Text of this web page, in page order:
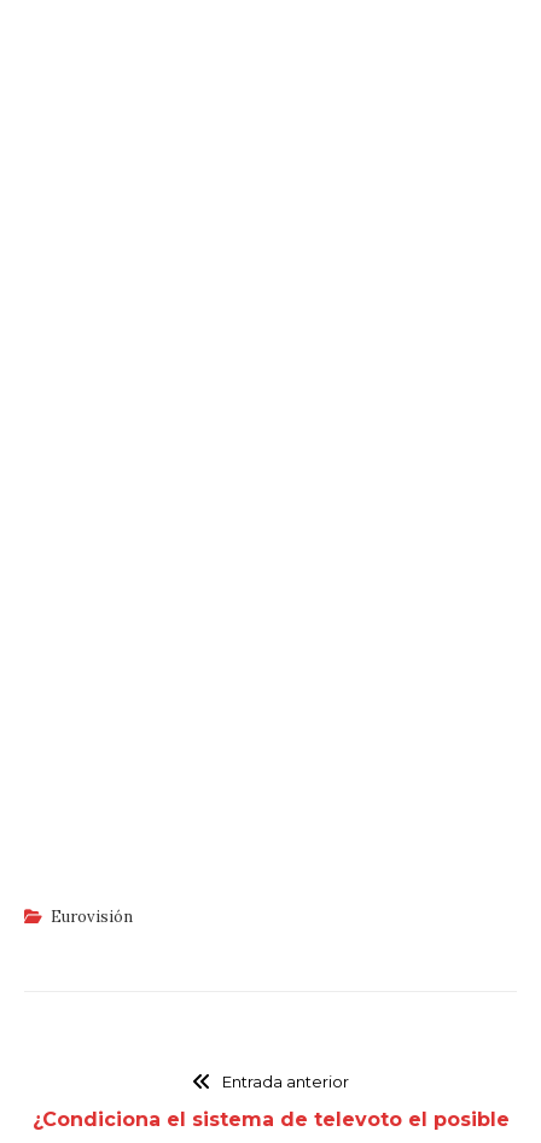
Eurovisión
Entrada anterior
¿Condiciona el sistema de televoto el posible